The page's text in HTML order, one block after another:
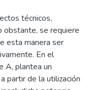
técnicos,
obstante, se requiere
esta manera ser
En el
A, plantea un
partir de la utilización